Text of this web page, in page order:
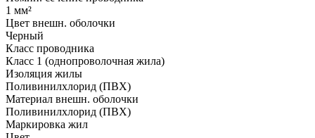
1 мм²
Цвет внешн. оболочки
Черный
Класс проводника
Класс 1 (однопроволочная жила)
Изоляция жилы
Поливинилхлорид (ПВХ)
Материал внешн. оболочки
Поливинилхлорид (ПВХ)
Маркировка жил